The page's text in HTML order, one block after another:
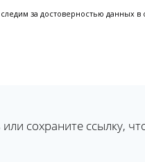
за достоверностью данных в
сохраните ссылку,